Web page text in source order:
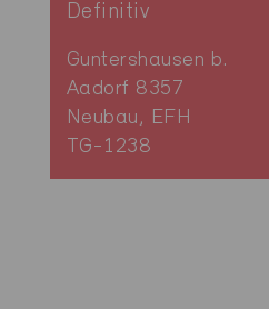
Definitiv
Guntershausen b.
Aadorf 8357
Neubau, EFH
TG-1238